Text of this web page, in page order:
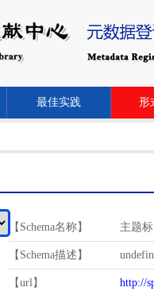
最佳实践 形
【Schema名称】 主题
【Schema描述】
【url】 http://